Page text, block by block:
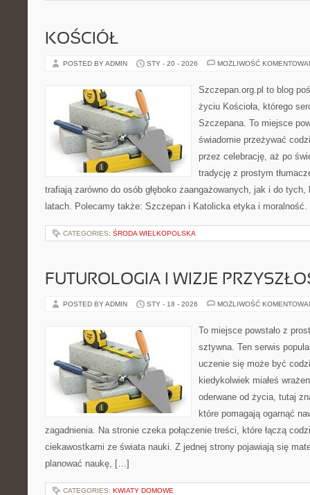
KOŚCIÓŁ
POSTED BY ADMIN STY - 20 - 2026 MOŻLIWOŚĆ
Szczepan.org.pl to blog
życiu Kościoła, którego
Szczepana. To miejsce
świadomie przeżywać
przez celebrację, aż po
tradycję z prostym
trafiają zarówno do osób głęboko zaangażowanych, jak i do
latach. Polecamy także: Szczepan i Katolicka etyka i
CATEGORIES: ŚRODA WIELKOPOLSKA
FUTUROLOGIA I WIZJE
POSTED BY ADMIN STY - 18 - 2026 MOŻLIWOŚĆ
To miejsce powstało z
sztywna. Ten serwis
uczenie się może być
kiedykolwiek miałeś
oderwane od życia, tutaj
które pomagają ogarnąć
zagadnienia. Na stronie czeka połączenie treści, które łączą
ciekawostkami ze świata nauki. Z jednej strony pojawiają się
planować naukę, […]
CATEGORIES: KWIATY DOMOWE